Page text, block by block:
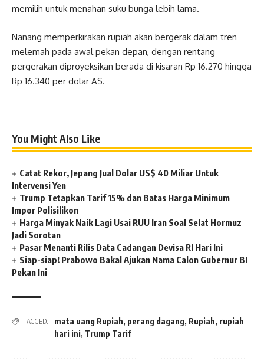
memilih untuk menahan suku bunga lebih lama.
Nanang memperkirakan rupiah akan bergerak dalam tren
melemah pada awal pekan depan, dengan rentang
pergerakan diproyeksikan berada di kisaran Rp 16.270 hingga
Rp 16.340 per dolar AS.
You Might Also Like
Catat Rekor, Jepang Jual Dolar US$ 40 Miliar Untuk
Intervensi Yen
Trump Tetapkan Tarif 15% dan Batas Harga Minimum
Impor Polisilikon
Harga Minyak Naik Lagi Usai RUU Iran Soal Selat Hormuz
Jadi Sorotan
Pasar Menanti Rilis Data Cadangan Devisa RI Hari Ini
Siap-siap! Prabowo Bakal Ajukan Nama Calon Gubernur BI
Pekan Ini
TAGGED: mata uang Rupiah, perang dagang, Rupiah, rupiah
hari ini, Trump Tarif